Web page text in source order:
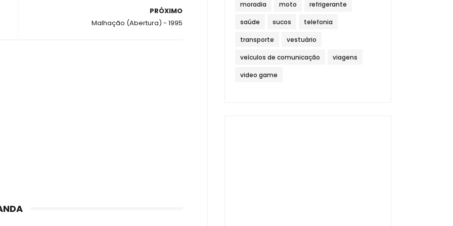
PRÓXIMO
Malhação (Abertura) - 1995
moradia moto refrigerante
saúde sucos telefonia
transporte vestuário
veículos de comunicação viagens
video game